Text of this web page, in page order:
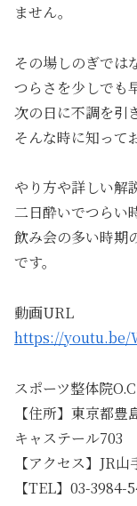
ません。
その場しのぎでは
つらさを少しでも
次の日に不調を引
そんな時に知って
やり方や詳しい解
二日酔いでつらい
飲み会の多い時期
です。
動画URL
https://youtu.be/
スポーツ整体院
【住所】東京都
キャステール703
【アクセス】JR
【TEL】03-3984-